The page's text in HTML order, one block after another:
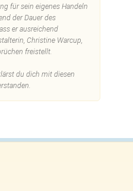
für sein eigenes Handeln
der Dauer des
er ausreichend
Christine Warcup,
freistellt.
du dich mit diesen